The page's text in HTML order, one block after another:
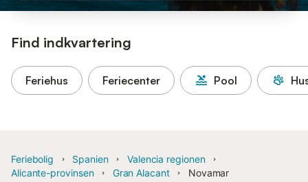
Find indkvartering
Feriehus Feriecenter Pool
Feriebolig Spanien
Valencia regionen
Alicante-provinsen
Gran Alacant Novamar